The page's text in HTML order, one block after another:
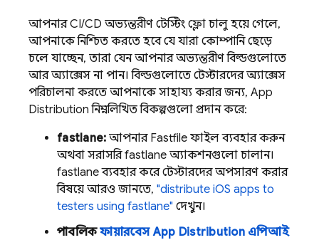
আপনার CI/CD অভ্যন্তরীণ টেস্টিং ফ্লো চালু হয়ে গেলে,
আপনাকে নিশ্চিত করতে হবে যে যারা কোম্পানি ছেড়ে
চলে যাচ্ছেন, তারা যেন আপনার অভ্যন্তরীণ বিল্ডগুলোতে
আর অ্যাক্সেস না পান। বিল্ডগুলোতে টেস্টারদের অ্যাক্সেস
পরিচালনা করতে আপনাকে সাহায্য করার জন্য, App
Distribution নিম্নলিখিত বিকল্পগুলো প্রদান করে:
fastlane: আপনার Fastfile ফাইল ব্যবহার করুন
অথবা সরাসরি fastlane অ্যাকশনগুলো চালান।
fastlane ব্যবহার করে টেস্টারদের অপসারণ করার
বিষয়ে আরও জানতে, "distribute iOS apps to
testers using fastlane" দেখুন।
পাবলিকফায়ারবেসApp Distributionএপিআই